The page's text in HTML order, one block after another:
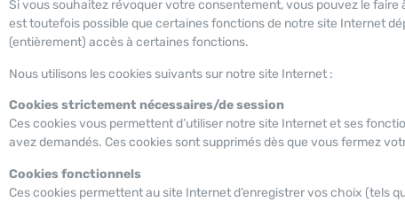
Si vous souhaitez révoquer votre consentement, vous pouvez le
est toutefois possible que certaines fonctions de notre site Internet
(entièrement) accès à certaines fonctions.
Nous utilisons les cookies suivants sur notre site Internet :
Cookies strictement nécessaires/de session
Ces cookies vous permettent d’utiliser notre site Internet et ses
avez demandés. Ces cookies sont supprimés dès que vous fermez
Cookies fonctionnels
Ces cookies permettent au site Internet d’enregistrer vos choix (tels